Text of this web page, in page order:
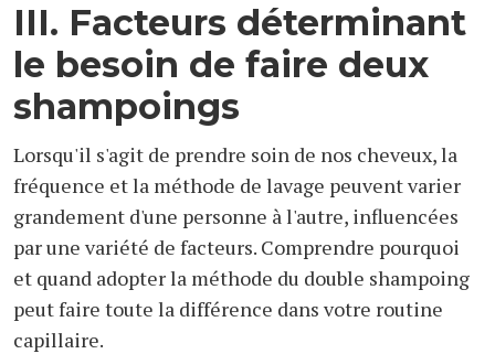
III. Facteurs déterminant
le besoin de faire deux
shampoings
Lorsqu'il s'agit de prendre soin de nos cheveux, la
fréquence et la méthode de lavage peuvent varier
grandement d'une personne à l'autre, influencées
par une variété de facteurs. Comprendre pourquoi
et quand adopter la méthode du double shampoing
peut faire toute la différence dans votre routine
capillaire.